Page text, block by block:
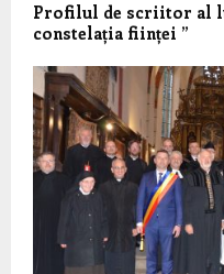
Profilul de scriitor al
constelația ființei ”